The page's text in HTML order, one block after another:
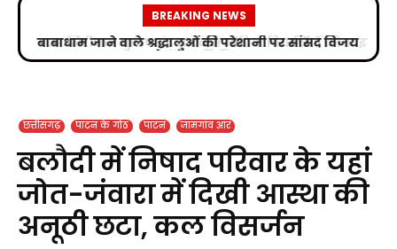
BREAKING NEWS
उप निरीक्षक सुभाष चंद्र यादव ने मीडिया विद्यार्थियों को साइबर
अपराधों के प्रति किया जागरूक
छत्तीसगढ़ पाटन के गोठ पाटन जामगांव आर
बलौदी में निषाद परिवार के यहां
जोत-जंवारा में दिखी आस्था की
अनूठी छटा, कल विसर्जन